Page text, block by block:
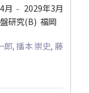
月 - 2029年3月
研究(B) 福岡
郎, 播本 崇史, 藤